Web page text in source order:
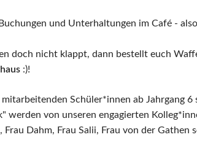
und Unterhaltungen im Café -
doch nicht klappt, dann bestellt euch
:)!
Schüler*innen ab Jahrgang 6
werden von unseren engagierten
Frau Dahm, Frau Salii, Frau von der Gathen